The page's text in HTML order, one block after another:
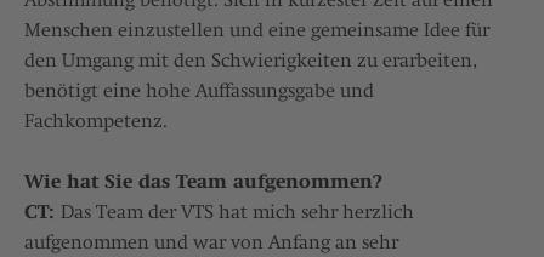
Menschen einzustellen und eine gemeinsame Idee für
den Umgang mit den Schwierigkeiten zu erarbeiten,
benötigt eine hohe Auffassungsgabe und
Fachkompetenz.
Wie hat Sie das Team aufgenommen?
CT: Das Team der VTS hat mich sehr herzlich
aufgenommen und war von Anfang an sehr